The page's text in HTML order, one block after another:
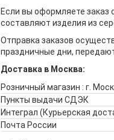
Если вы оформляете заказ
составляют изделия из
Отправка заказов
праздничные дни,
Доставка в Москва:
Розничный магазин : г.
Пункты выдачи СДЭК
Интеграл (Курьерская
Почта России